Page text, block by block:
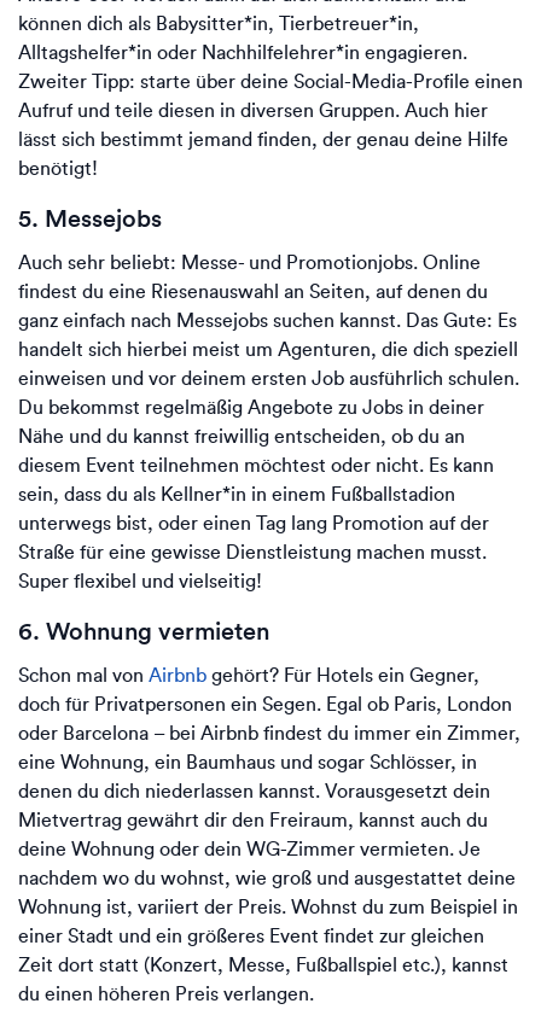
können dich als Babysitter*in, Tierbetreuer*in,
Alltagshelfer*in oder Nachhilfelehrer*in engagieren.
Zweiter Tipp: starte über deine Social-Media-Profile einen
Aufruf und teile diesen in diversen Gruppen. Auch hier
lässt sich bestimmt jemand finden, der genau deine Hilfe
benötigt!
5. Messejobs
Auch sehr beliebt: Messe- und Promotionjobs. Online
findest du eine Riesenauswahl an Seiten, auf denen du
ganz einfach nach Messejobs suchen kannst. Das Gute: Es
handelt sich hierbei meist um Agenturen, die dich speziell
einweisen und vor deinem ersten Job ausführlich schulen.
Du bekommst regelmäßig Angebote zu Jobs in deiner
Nähe und du kannst freiwillig entscheiden, ob du an
diesem Event teilnehmen möchtest oder nicht. Es kann
sein, dass du als Kellner*in in einem Fußballstadion
unterwegs bist, oder einen Tag lang Promotion auf der
Straße für eine gewisse Dienstleistung machen musst.
Super flexibel und vielseitig!
6. Wohnung vermieten
Schon mal von Airbnb gehört? Für Hotels ein Gegner,
doch für Privatpersonen ein Segen. Egal ob Paris, London
oder Barcelona – bei Airbnb findest du immer ein Zimmer,
eine Wohnung, ein Baumhaus und sogar Schlösser, in
denen du dich niederlassen kannst. Vorausgesetzt dein
Mietvertrag gewährt dir den Freiraum, kannst auch du
deine Wohnung oder dein WG-Zimmer vermieten. Je
nachdem wo du wohnst, wie groß und ausgestattet deine
Wohnung ist, variiert der Preis. Wohnst du zum Beispiel in
einer Stadt und ein größeres Event findet zur gleichen
Zeit dort statt (Konzert, Messe, Fußballspiel etc.), kannst
du einen höheren Preis verlangen.